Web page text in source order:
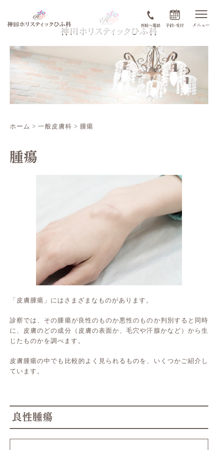
ホーム > 一般皮膚科 > 腫瘍
腫瘍
「皮膚腫瘍」にはさまざまなものがあります。
診察では、その腫瘍が良性のものか悪性のものか判別すると同時
に、皮膚のどの成分（皮膚の表面か、毛穴や汗腺かなど）から生
じたものかを調べます。
皮膚腫瘍の中でも比較的よく見られるものを、いくつかご紹介し
ています。
良性腫瘍